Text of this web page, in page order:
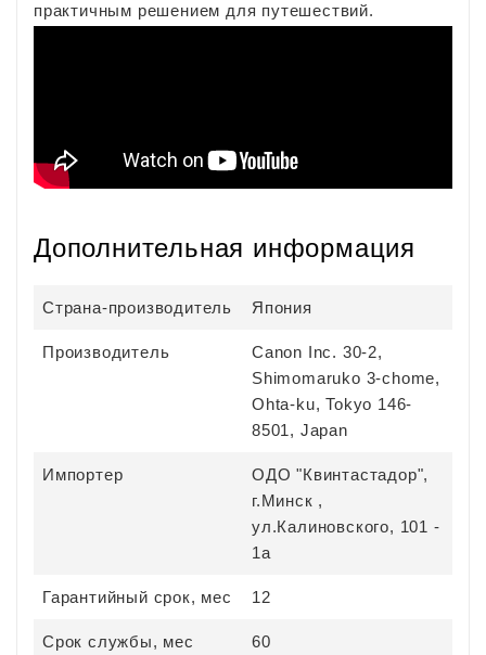
практичным решением для путешествий.
Дополнительная информация
Страна-производитель Япония
Производитель
Canon Inc. 30-2,
Shimomaruko 3-chome,
Ohta-ku, Tokyo 146-
8501, Japan
Импортер
ОДО "Квинтастадор",
г.Минск ,
ул.Калиновского, 101 -
1а
Гарантийный срок, мес 12
Срок службы, мес 60